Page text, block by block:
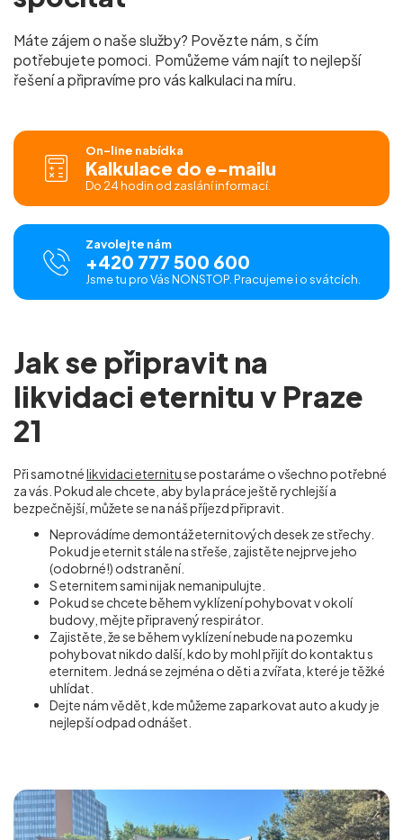
Máte zájem o naše služby? Povězte nám, s čím
potřebujete pomoci. Pomůžeme vám najít to nejlepší
řešení a připravíme pro váskalkulaci na míru.
On-line nabídka
Kalkulace do e-mailu
Do 24 hodin od zaslání informací.
Zavolejte nám
+420 777 500 600
Jsme tu pro Vás NONSTOP. Pracujeme i o svátcích.
Jak se připravit na
likvidaci eternitu v Praze
21
Při samotnélikvidaci eternituse postaráme o všechno potřebné
za vás. Pokud ale chcete, aby byla práce ještě rychlejší a
bezpečnější, můžete se na náš příjezd připravit.
Neprovádíme demontáž eternitových desek ze střechy.
Pokud je eternit stále na střeše, zajistěte nejprve jeho
(odobrné!) odstranění.
S eternitem sami nijak nemanipulujte.
Pokud se chcete během vyklízení pohybovat v okolí
budovy, mějte připravený respirátor.
Zajistěte, že se během vyklízení nebude na pozemku
pohybovat nikdo další, kdo by mohl přijít do kontaktu s
eternitem. Jedná se zejména o děti a zvířata, které je těžké
uhlídat.
Dejte nám vědět, kde můžeme zaparkovat auto a kudy je
nejlepší odpad odnášet.